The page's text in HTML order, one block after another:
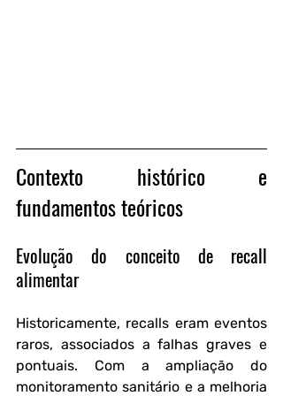
Contexto histórico e
fundamentos teóricos
Evolução do conceito de recall
alimentar
Historicamente, recalls eram eventos
raros, associados a falhas graves e
pontuais. Com a ampliação do
monitoramento sanitário e a melhoria